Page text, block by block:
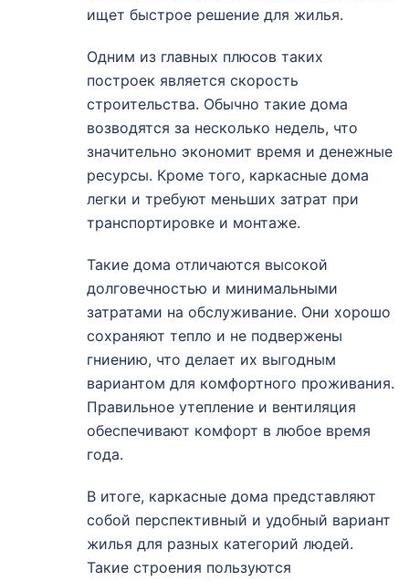
ищет быстрое решение для жилья.
Одним из главных плюсов таких
построек является скорость
строительства. Обычно такие дома
возводятся за несколько недель, что
значительно экономит время и денежные
ресурсы. Кроме того, каркасные дома
легки и требуют меньших затрат при
транспортировке и монтаже.
Такие дома отличаются высокой
долговечностью и минимальными
затратами на обслуживание. Они хорошо
сохраняют тепло и не подвержены
гниению, что делает их выгодным
вариантом для комфортного проживания.
Правильное утепление и вентиляция
обеспечивают комфорт в любое время
года.
В итоге, каркасные дома представляют
собой перспективный и удобный вариант
жилья для разных категорий людей.
Такие строения пользуются